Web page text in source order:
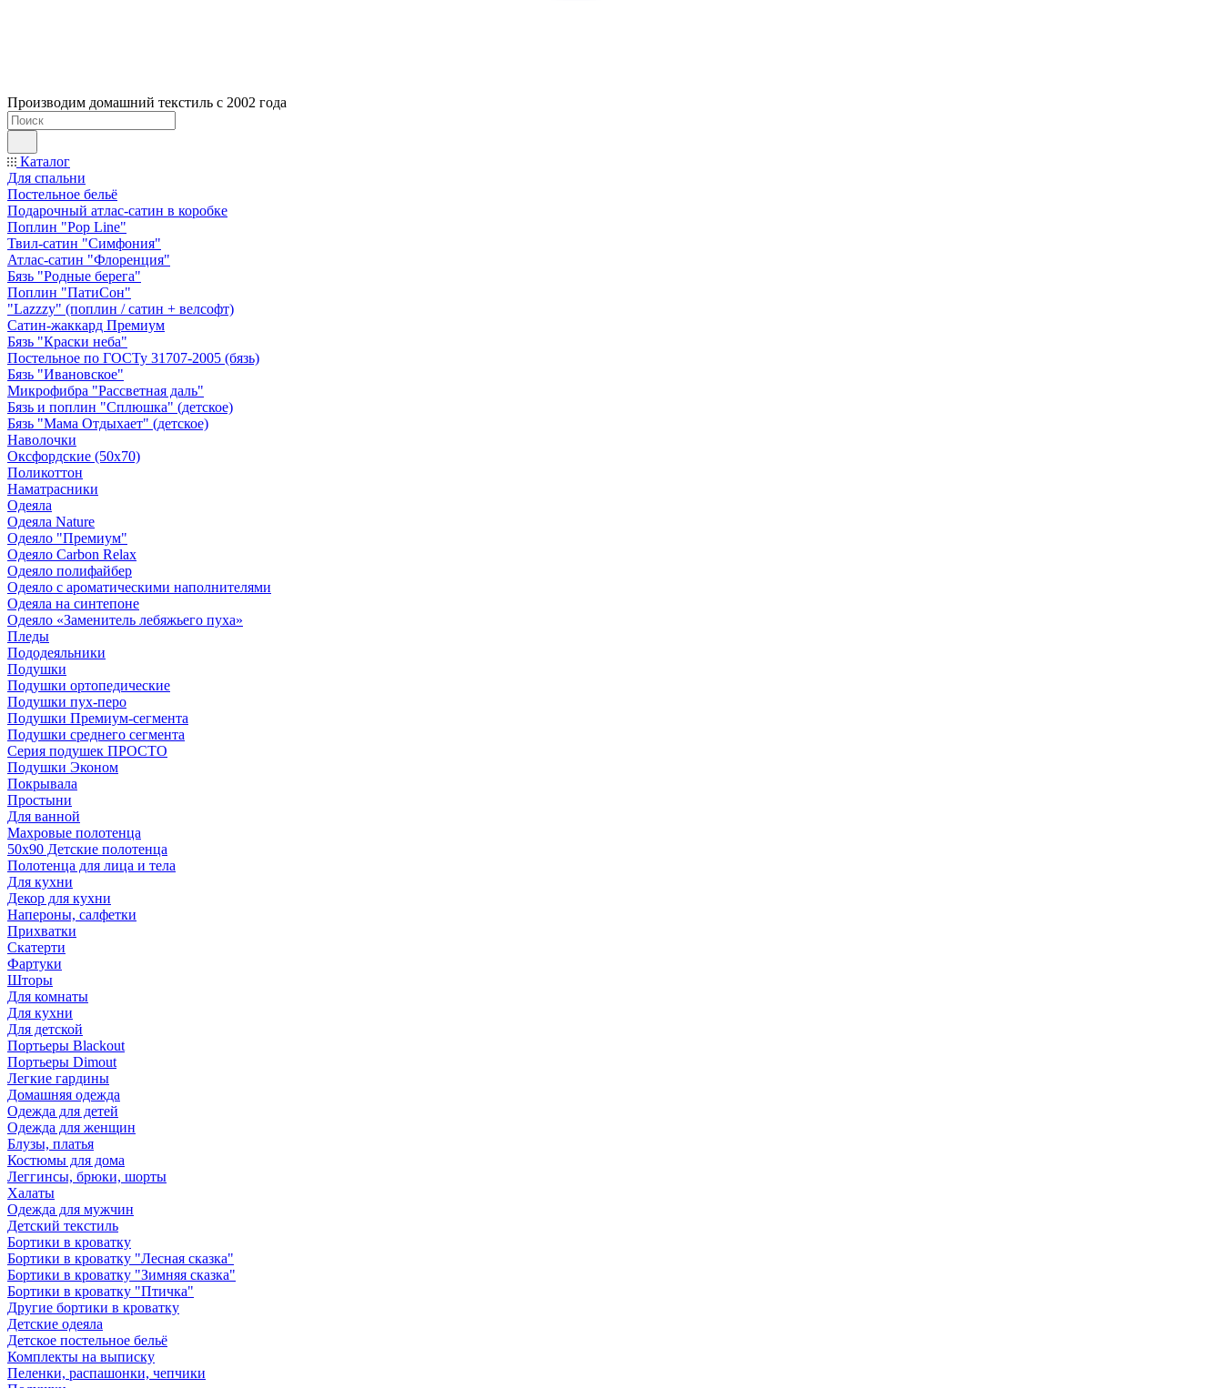
Производим домашний текстиль с 2002 года
Каталог
Для спальни
Постельное бельё
Подарочный атлас-сатин в коробке
Поплин "Pop Line"
Твил-сатин "Симфония"
Атлас-сатин "Флоренция"
Бязь "Родные берега"
Поплин "ПатиСон"
"Lazzzy" (поплин / сатин + велсофт)
Сатин-жаккард Премиум
Бязь "Краски неба"
Постельное по ГОСТу 31707-2005 (бязь)
Бязь "Ивановское"
Микрофибра "Рассветная даль"
Бязь и поплин "Сплюшка" (детское)
Бязь "Мама Отдыхает" (детское)
Наволочки
Оксфордские (50х70)
Поликоттон
Наматрасники
Одеяла
Одеяла Nature
Одеяло "Премиум"
Одеяло Carbon Relax
Одеяло полифайбер
Одеяло с ароматическими наполнителями
Одеяла на синтепоне
Одеяло «Заменитель лебяжьего пуха»
Пледы
Пододеяльники
Подушки
Подушки ортопедические
Подушки пух-перо
Подушки Премиум-сегмента
Подушки среднего сегмента
Серия подушек ПРОСТО
Подушки Эконом
Покрывала
Простыни
Для ванной
Махровые полотенца
50х90 Детские полотенца
Полотенца для лица и тела
Для кухни
Декор для кухни
Напероны, салфетки
Прихватки
Скатерти
Фартуки
Шторы
Для комнаты
Для кухни
Для детской
Портьеры Blackout
Портьеры Dimout
Легкие гардины
Домашняя одежда
Одежда для детей
Одежда для женщин
Блузы, платья
Костюмы для дома
Леггинсы, брюки, шорты
Халаты
Одежда для мужчин
Детский текстиль
Бортики в кроватку
Бортики в кроватку "Лесная сказка"
Бортики в кроватку "Зимняя сказка"
Бортики в кроватку "Птичка"
Другие бортики в кроватку
Детские одеяла
Детское постельное бельё
Комплекты на выписку
Пеленки, распашонки, чепчики